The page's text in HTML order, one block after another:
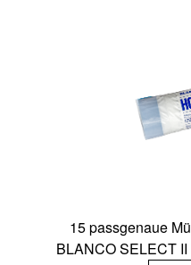
15 passgenaue
BLANCO SELECT